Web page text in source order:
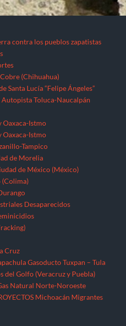
Oaxaca-Istmo
Tampico
de México (México)
Desaparecidos
Cruz
Gasoducto Tuxpan – Tula
Golfo (Veracruz y Puebla)
Natural Norte-Noroeste
MichoacánMigrantes
Pedro
Noticias Nacionales
Tehuantepec
(Yucatán)
Norte
Xalapa